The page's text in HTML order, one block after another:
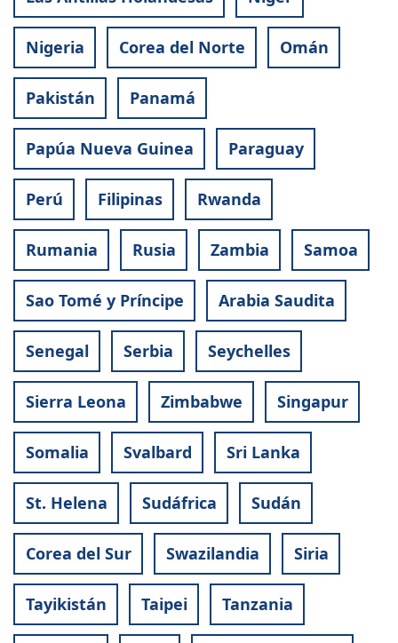
Nigeria Corea del Norte Omán
Pakistán Panamá
Papúa Nueva Guinea Paraguay
Perú Filipinas Rwanda
Rumania Rusia Zambia Samoa
Sao Tomé y Príncipe Arabia Saudita
Senegal Serbia Seychelles
Sierra Leona Zimbabwe Singapur
Somalia Svalbard Sri Lanka
St. Helena Sudáfrica Sudán
Corea del Sur Swazilandia Siria
Tayikistán Taipei Tanzania